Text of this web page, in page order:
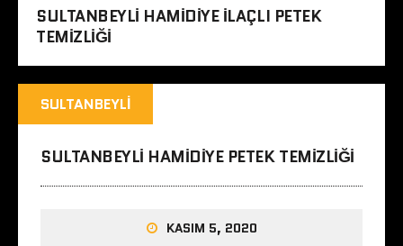
SULTANBEYLI HAMIDIYE ILAÇLI PETEK
TEMIZLIĞI
SULTANBEYLI
SULTANBEYLI HAMIDIYE PETEK TEMIZLIĞI
KASIM 5, 2020